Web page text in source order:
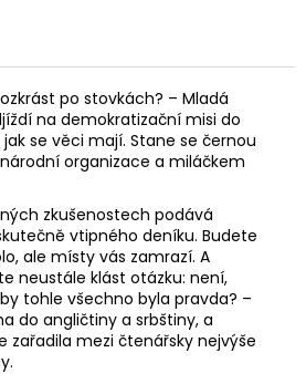
po stovkách? – Mladá
na demokratizační misi do
jak se věci mají. Stane se černou
organizace a miláčkem
zkušenostech podává
vtipného deníku. Budete
ale místy vás zamrazí. A
neustále klást otázku: není,
tohle všechno byla pravda? –
do angličtiny a srbštiny, a
zařadila mezi čtenářsky nejvýše